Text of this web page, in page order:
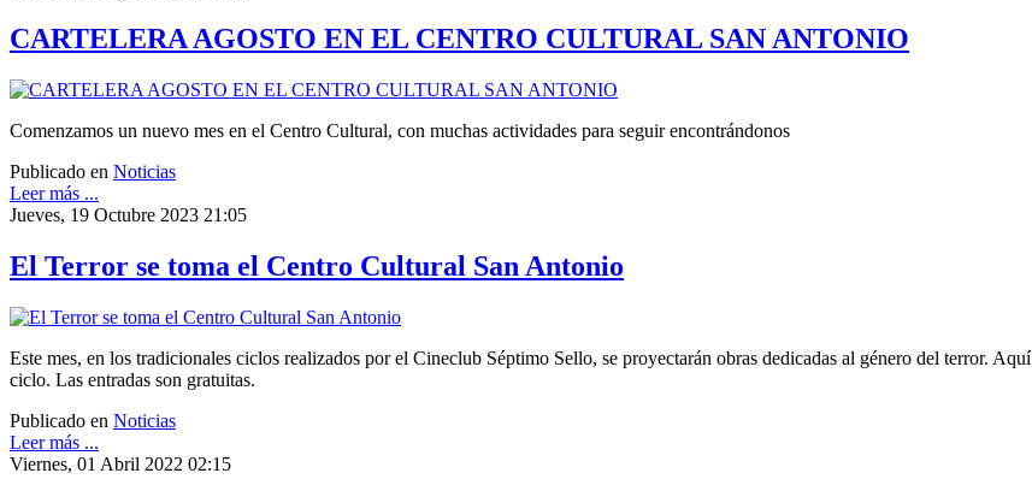
CARTELERA AGOSTO EN EL CENTRO CULTURAL SAN ANTONIO
Comenzamos un nuevo mes en el Centro Cultural, con muchas actividades para seguir encontrándonos
Publicado en Noticias
Leer más ...
Jueves, 19 Octubre 2023 21:05
El Terror se toma el Centro Cultural San Antonio
Este mes, en los tradicionales ciclos realizados por el Cineclub Séptimo Sello, se proyectarán obras dedicadas al género del terror.
ciclo. Las entradas son gratuitas.
Publicado en Noticias
Leer más ...
Viernes, 01 Abril 2022 02:15